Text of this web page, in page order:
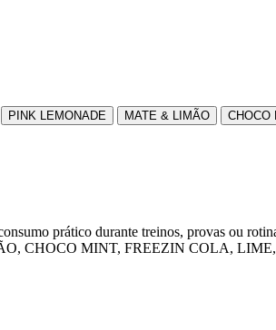
PINK LEMONADE MATE & LIMÃO CHOCO
prático durante treinos, provas ou
MINT, FREEZIN COLA, LIME,